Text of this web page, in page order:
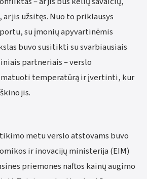
jis užsitęs. Nuo to priklausys
su įmonių apyvartinėmis
buvo susitikti su svarbiausiais
partneriais – verslo
temperatūrą ir įvertinti, kur
jis.
metu verslo atstovams buvo
ir inovacijų ministerija (EIM)
priemones naftos kainų augimo